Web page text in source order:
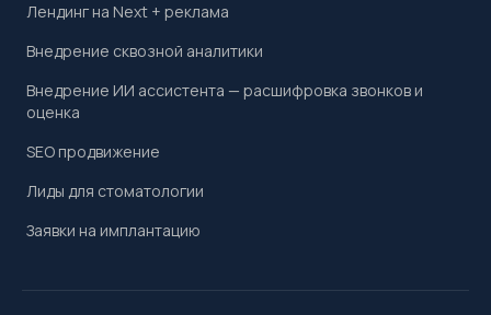
Лендинг на Next + реклама
Внедрение сквозной аналитики
Внедрение ИИ ассистента — расшифровка звонков и
оценка
SEO продвижение
Лиды для стоматологии
Заявки на имплантацию